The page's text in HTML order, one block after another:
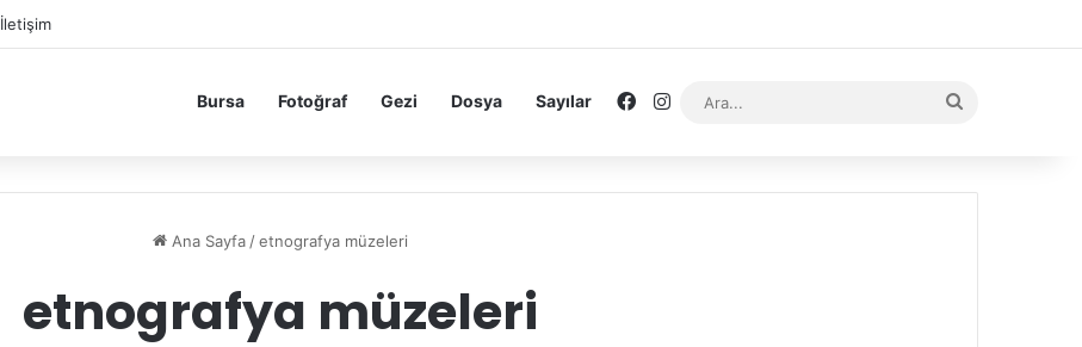
İletişim
Bursa Fotoğraf Gezi Dosya Sayılar Facebook
Instagram
Ana Sayfa /etnografya müzeleri
etnografya müzeleri